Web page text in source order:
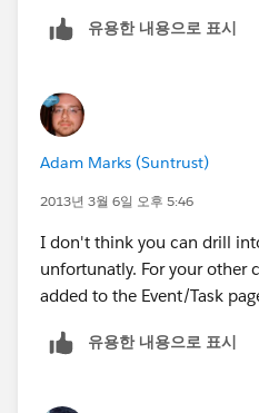
유용한 내용으로 표시
Adam Marks (Suntrust)
2013년 3월 6일 오후 5:46
I don't think you can drill
unfortunatly. For your other
added to the Event/Task
유용한 내용으로 표시